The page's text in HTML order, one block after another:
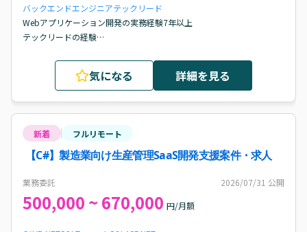
バックエンドエンジニアテックリード
Webアプリケーション開発の実務経験7年以上
テックリードの経験
気になる 詳細を見る
新着 フルリモート
【C#】製造業向け生産管理SaaS開発支援案件・求人
業務委託 2026/07/31 公開
500,000 ~ 670,000 円/月額